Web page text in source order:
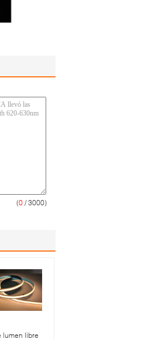
(0 / 3000)
lumen libre